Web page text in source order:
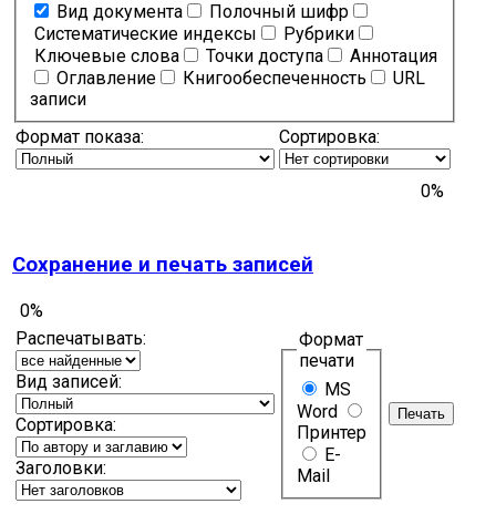
Вид документа
Полочный шифр
Систематические индексы
Рубрики
Ключевые слова
Точки доступа
Аннотация
Оглавление
Книгообеспеченность
URL
записи
Формат показа:
Сортировка:
0%
Сохранение и печать записей
0%
Распечатывать:
Вид записей:
Сортировка:
Заголовки:
Формат
печати
MS
Word
Принтер
E-
Mail